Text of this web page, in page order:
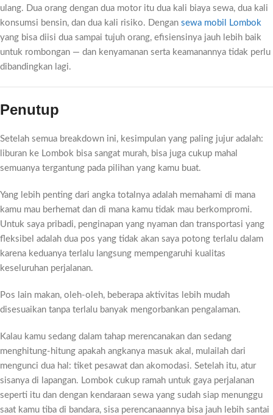
ulang. Dua orang dengan dua motor itu dua kali biaya sewa, dua kali
konsumsi bensin, dan dua kali risiko. Dengan sewa mobil Lombok
yang bisa diisi dua sampai tujuh orang, efisiensinya jauh lebih baik
untuk rombongan — dan kenyamanan serta keamanannya tidak perlu
dibandingkan lagi.
Penutup
Setelah semua breakdown ini, kesimpulan yang paling jujur adalah:
liburan ke Lombok bisa sangat murah, bisa juga cukup mahal
semuanya tergantung pada pilihan yang kamu buat.
Yang lebih penting dari angka totalnya adalah memahami di mana
kamu mau berhemat dan di mana kamu tidak mau berkompromi.
Untuk saya pribadi, penginapan yang nyaman dan transportasi yang
fleksibel adalah dua pos yang tidak akan saya potong terlalu dalam
karena keduanya terlalu langsung mempengaruhi kualitas
keseluruhan perjalanan.
Pos lain makan, oleh-oleh, beberapa aktivitas lebih mudah
disesuaikan tanpa terlalu banyak mengorbankan pengalaman.
Kalau kamu sedang dalam tahap merencanakan dan sedang
menghitung-hitung apakah angkanya masuk akal, mulailah dari
mengunci dua hal: tiket pesawat dan akomodasi. Setelah itu, atur
sisanya di lapangan. Lombok cukup ramah untuk gaya perjalanan
seperti itu dan dengan kendaraan sewa yang sudah siap menunggu
saat kamu tiba di bandara, sisa perencanaannya bisa jauh lebih santai